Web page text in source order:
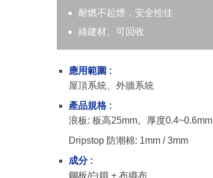
耐燃不起煙，安全性佳
綠建材、可回收
應用範圍 :
屋頂系統、外牆系統
產品規格 :
浪板: 板高25mm。厚度0.4~0.6mm
Dripstop 防潮棉: 1mm / 3mm
成分 :
鋼板/白鐵 + 布織布